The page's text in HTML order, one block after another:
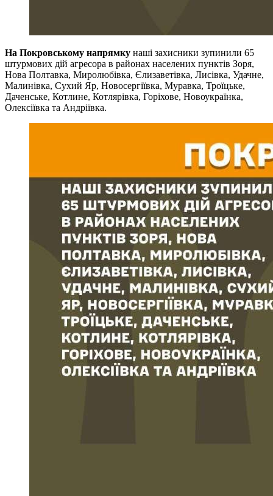
На Покровському напрямку наші захисники зупинили 65
штурмових дій агресора в районах населених пунктів Зоря,
Нова Полтавка, Миролюбівка, Єлизаветівка, Лисівка, Удачне,
Малинівка, Сухий Яр, Новосергіївка, Муравка, Троїцьке,
Даченське, Котлине, Котлярівка, Горіхове, Новоукраїнка,
Олексіївка та Андріївка.